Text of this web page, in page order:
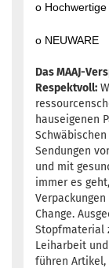
o Hochwertige
o NEUWARE
Das MAAJ-
Respektvoll:
hauseigenen
Sendungen
und mit
immer es
Change.
Stopfmaterial
Leiharbeit
führen